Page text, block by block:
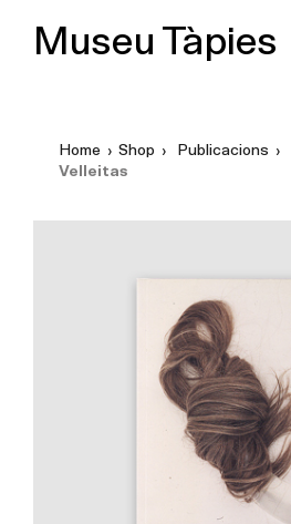
Museu Tàpies
Home › Shop › Publicacions ›
Velleitas